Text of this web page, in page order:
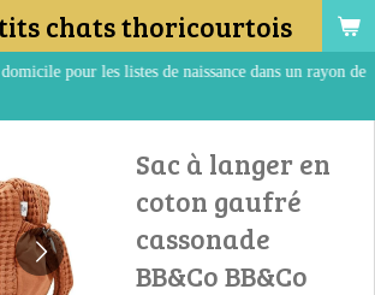
chats thoricourtois
pour les listes de naissance dans un rayon de
Sac à langer en
coton gaufré
cassonade
BB&Co BB&Co